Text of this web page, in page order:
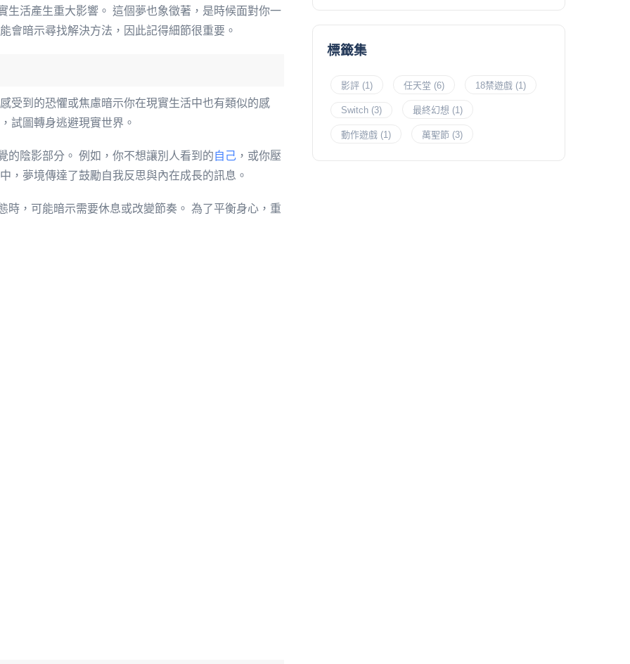
生活產生重大影響。 這個夢也象徵著，是時候面對你一
會暗示尋找解決方法，因此記得細節很重要。
受到的恐懼或焦慮暗示你在現實生活中也有類似的感
試圖轉身逃避現實世界。
的陰影部分。 例如，你不想讓別人看到的自己 ，或你壓
，夢境傳達了鼓勵自我反思與內在成長的訊息。
時，可能暗示需要休息或改變節奏。 為了平衡身心，重
標籤集
影評 (1) 任天堂 (6) 18禁遊戲 (1)
Switch (3) 最終幻想 (1)
動作遊戲 (1) 萬聖節 (3)